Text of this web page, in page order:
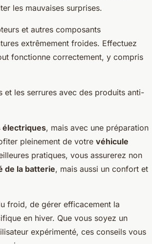
les mauvaises surprises.
et autres composants
extrêmement froides. Effectuez
fonctionne correctement, y compris
et les serrures avec des produits anti-
électriques, mais avec une préparation
pleinement de votre véhicule
pratiques, vous assurerez non
de la batterie, mais aussi un confort et
froid, de gérer efficacement la
en hiver. Que vous soyez un
expérimenté, ces conseils vous